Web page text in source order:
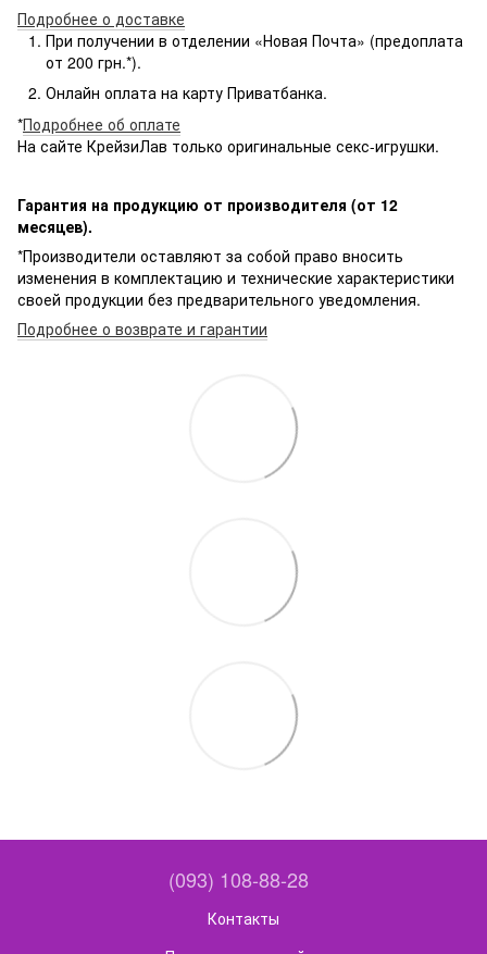
Подробнее о доставке
При получении в отделении «Новая Почта» (предоплата
от 200 грн.*).
Онлайн оплата на карту Приватбанка.
*Подробнее об оплате
На сайте КрейзиЛав только оригинальные секс-игрушки.
Гарантия на продукцию от производителя (от 12
месяцев).
*Производители оставляют за собой право вносить
изменения в комплектацию и технические характеристики
своей продукции без предварительного уведомления.
Подробнее о возврате и гарантии
(093) 108-88-28
Контакты